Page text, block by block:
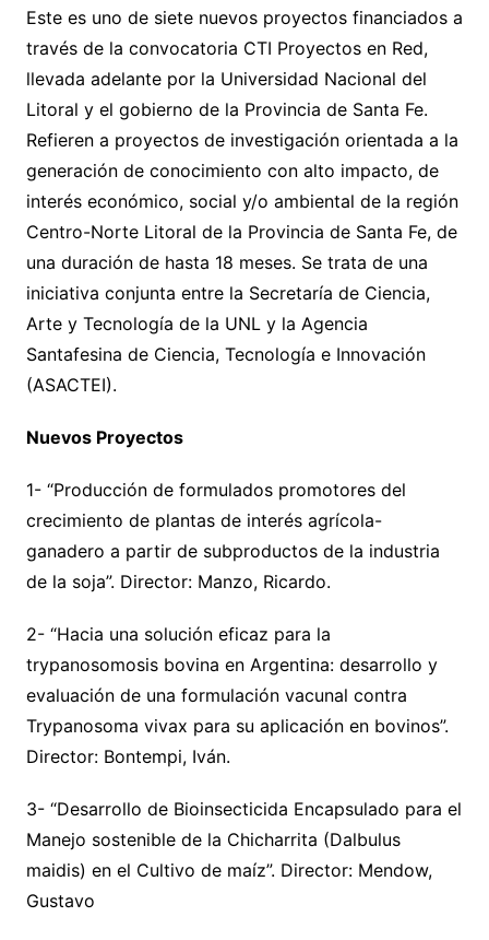
Este es uno de siete nuevos proyectos financiados a
través de la convocatoria CTI Proyectos en Red,
llevada adelante por la Universidad Nacional del
Litoral y el gobierno de la Provincia de Santa Fe.
Refieren a proyectos de investigación orientada a la
generación de conocimiento con alto impacto, de
interés económico, social y/o ambiental de la región
Centro-Norte Litoral de la Provincia de Santa Fe, de
una duración de hasta 18 meses. Se trata de una
iniciativa conjunta entre la Secretaría de Ciencia,
Arte y Tecnología de la UNL y la Agencia
Santafesina de Ciencia, Tecnología e Innovación
(ASACTEI).
Nuevos Proyectos
1- “Producción de formulados promotores del
crecimiento de plantas de interés agrícola-
ganadero a partir de subproductos de la industria
de la soja”. Director: Manzo, Ricardo.
2- “Hacia una solución eficaz para la
trypanosomosis bovina en Argentina: desarrollo y
evaluación de una formulación vacunal contra
Trypanosoma vivax para su aplicación en bovinos”.
Director: Bontempi, Iván.
3- “Desarrollo de Bioinsecticida Encapsulado para el
Manejo sostenible de la Chicharrita (Dalbulus
maidis) en el Cultivo de maíz”. Director: Mendow,
Gustavo